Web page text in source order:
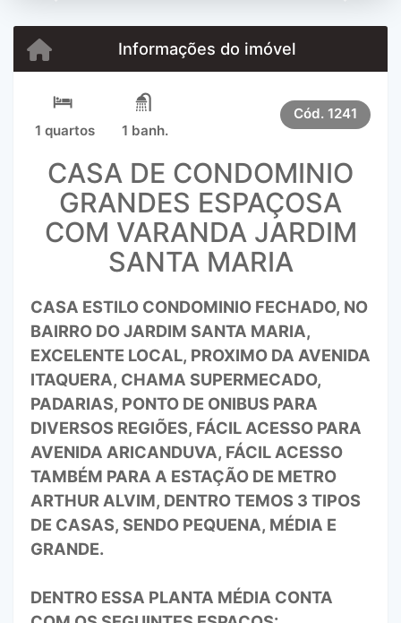
Informações do imóvel
1 quartos 1 banh.
Cód. 1241
CASA DE CONDOMINIO
GRANDES ESPAÇOSA
COM VARANDA JARDIM
SANTA MARIA
CASA ESTILO CONDOMINIO FECHADO, NO
BAIRRO DO JARDIM SANTA MARIA,
EXCELENTE LOCAL, PROXIMO DA AVENIDA
ITAQUERA, CHAMA SUPERMECADO,
PADARIAS, PONTO DE ONIBUS PARA
DIVERSOS REGIÕES, FÁCIL ACESSO PARA
AVENIDA ARICANDUVA, FÁCIL ACESSO
TAMBÉM PARA A ESTAÇÃO DE METRO
ARTHUR ALVIM, DENTRO TEMOS 3 TIPOS
DE CASAS, SENDO PEQUENA, MÉDIA E
GRANDE.
DENTRO ESSA PLANTA MÉDIA CONTA